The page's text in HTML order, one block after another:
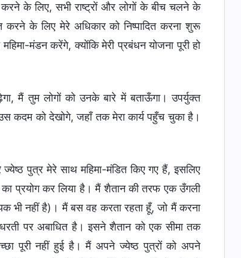
के लिए, सभी राष्ट्रों और लोगों के बीच चलने के
करने के लिए मेरे अधिकार को निष्पादित करना शुरू
मंडन करेंगे, क्योंकि मेरी प्रबंधन योजना पूरी हो
मैं तुम लोगों को उनके बारे में बताऊँगा। उपर्युक्त
कदम को देखोगे, जहाँ तक मेरा कार्य पहुँच चुका है।
पुत्र मेरे साथ महिमा-मंडित किए गए हैं, इसलिए
प्रयोग कर लिया है। मैं शैतान की तरफ एक उँगली
भी नहीं है)। मैं बस वह करता रहता हूँ, जो मैं करना
पर अबाधित है। इसने शैतान को एक सीमा तक
पूरी नहीं हुई है। मैं अपने ज्येष्ठ पुत्रों को अपने